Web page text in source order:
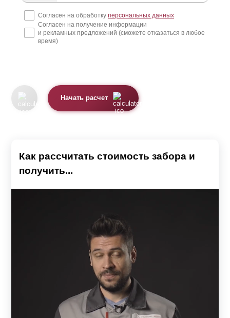
Согласен на обработку персональных данных
Согласен на получение информации
и рекламных предложений (сможете отказаться в любое
время)
Начать расчет
Как рассчитать стоимость забора и
получить...